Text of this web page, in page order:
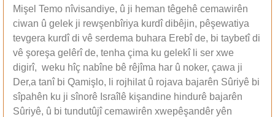
Mişel Temo nîvisandiye, û ji heman têgehê cemawirên
ciwan û gelek ji rewşenbîriya kurdî dibêjin, pêşewatiya
tevgera kurdî di vê serdema buhara Erebî de, bi taybetî di
vê şoreşa gelêrî de, tenha çima ku gelekî li ser xwe
digirî, weku hîç nabîne bê rêjîma har û noker, çawa ji
Der,a tanî bi Qamişlo, li rojhilat û rojava bajarên Sûriyê bi
sîpahên ku ji sînorê Israîlê kişandine hindurê bajarên
Sûriyê, û bi tundutûjî cemawirên xwepêşandêr yên